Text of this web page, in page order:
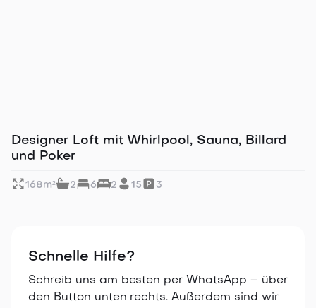
Schnelle Hilfe?
Schreib uns am besten per WhatsApp – über
den Button unten rechts. Außerdem sind wir
Perfekt für große Gruppen
Designer Loft mit Whirlpool, Sauna, Billard
und Poker
168m² 2 6 2 15 3